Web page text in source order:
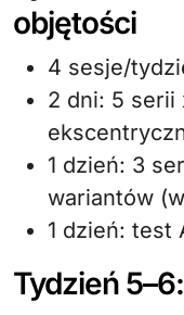
objętości
4 sesje/
2 dni: 5 serii
1 dzień: 3
wariantów
1 dzień: test
Tydzień